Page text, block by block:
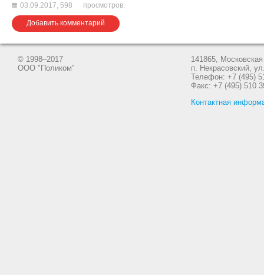
03.09.2017, 598 просмотров.
Добавить комментарий
© 1998–2017
ООО "Поликом"
141865,
п. Некрасовский,
Телефон: +7 (495)
Факс: +7 (495) 510
Контактная